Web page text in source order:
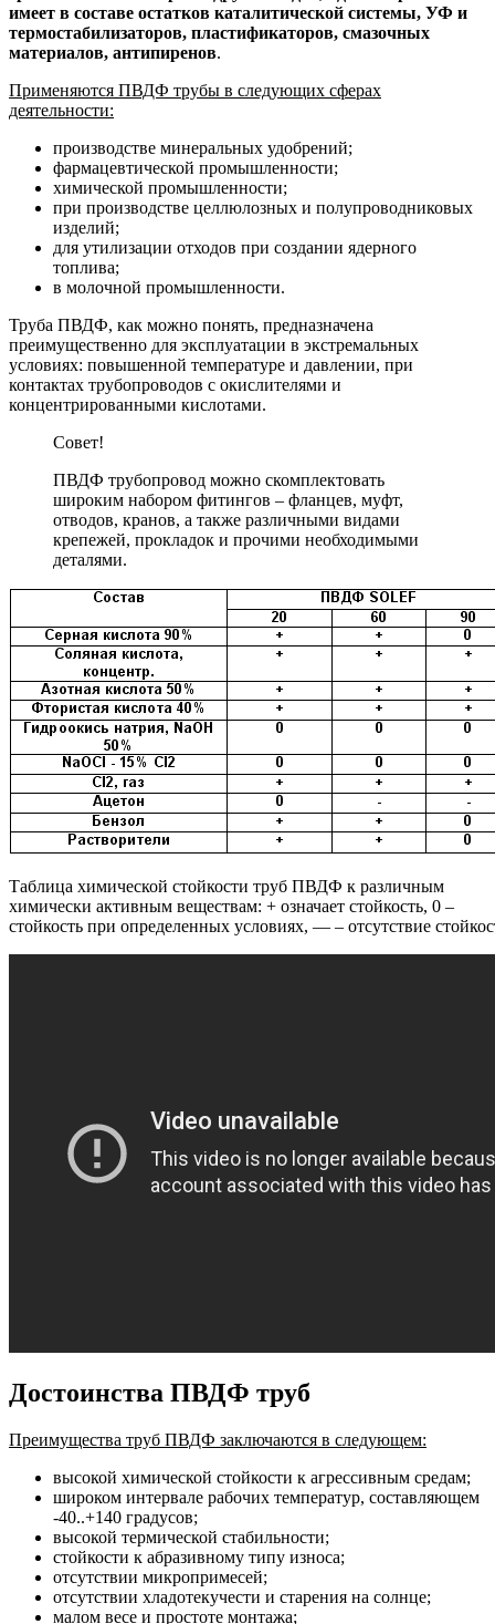
имеет в составе остатков каталитической системы, УФ и
термостабилизаторов, пластификаторов, смазочных
материалов, антипиренов.
Применяются ПВДФ трубы в следующих сферах
деятельности:
производстве минеральных удобрений;
фармацевтической промышленности;
химической промышленности;
при производстве целлюлозных и полупроводниковых
изделий;
для утилизации отходов при создании ядерного
топлива;
в молочной промышленности.
Труба ПВДФ, как можно понять, предназначена
преимущественно для эксплуатации в экстремальных
условиях: повышенной температуре и давлении, при
контактах трубопроводов с окислителями и
концентрированными кислотами.
Совет!
ПВДФ трубопровод можно скомплектовать
широким набором фитингов – фланцев, муфт,
отводов, кранов, а также различными видами
крепежей, прокладок и прочими необходимыми
деталями.
Таблица химической стойкости труб ПВДФ к различным
химически активным веществам: + означает стойкость, 0 –
стойкость при определенных условиях, — – отсутствие
Достоинства ПВДФ труб
Преимущества труб ПВДФ заключаются в следующем:
высокой химической стойкости к агрессивным средам;
широком интервале рабочих температур, составляющем
-40..+140 градусов;
высокой термической стабильности;
стойкости к абразивному типу износа;
отсутствии микропримесей;
отсутствии хладотекучести и старения на солнце;
малом весе и простоте монтажа;